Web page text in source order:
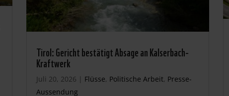
Tirol: Gericht bestätigt Absage an Kalserbach-
Kraftwerk
Juli 20, 2026 | Flüsse, Politische Arbeit, Presse-
Aussendung